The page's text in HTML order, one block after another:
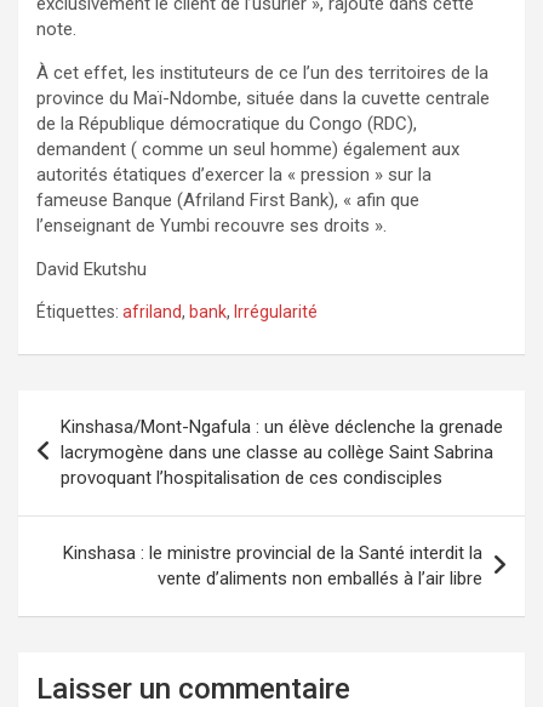
note.
À cet effet, les instituteurs de ce l’un des territoires de la
province du Maï-Ndombe, située dans la cuvette centrale
de la République démocratique du Congo (RDC),
demandent ( comme un seul homme) également aux
autorités étatiques d’exercer la « pression » sur la
fameuse Banque (Afriland First Bank), « afin que
l’enseignant de Yumbi recouvre ses droits ».
David Ekutshu
Étiquettes: afriland, bank, Irrégularité
de
l’article
Kinshasa/Mont-Ngafula : un élève déclenche la grenade
lacrymogène dans une classe au collège Saint Sabrina
provoquant l’hospitalisation de ces condisciples
Kinshasa : le ministre provincial de la Santé interdit la
vente d’aliments non emballés à l’air libre
Laisser un commentaire